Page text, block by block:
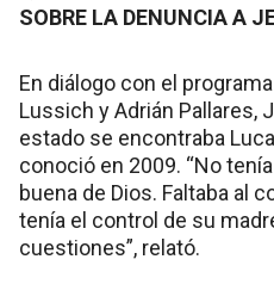
SOBRE LA DENUNCIA A
En diálogo con el
Lussich y Adrián Pallares,
estado se encontraba
conoció en 2009. “No
buena de Dios. Faltaba al
tenía el control de su
cuestiones”, relató.